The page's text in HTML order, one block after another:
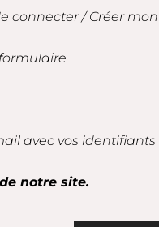
connecter / Créer
avec vos identifiants
notre site.